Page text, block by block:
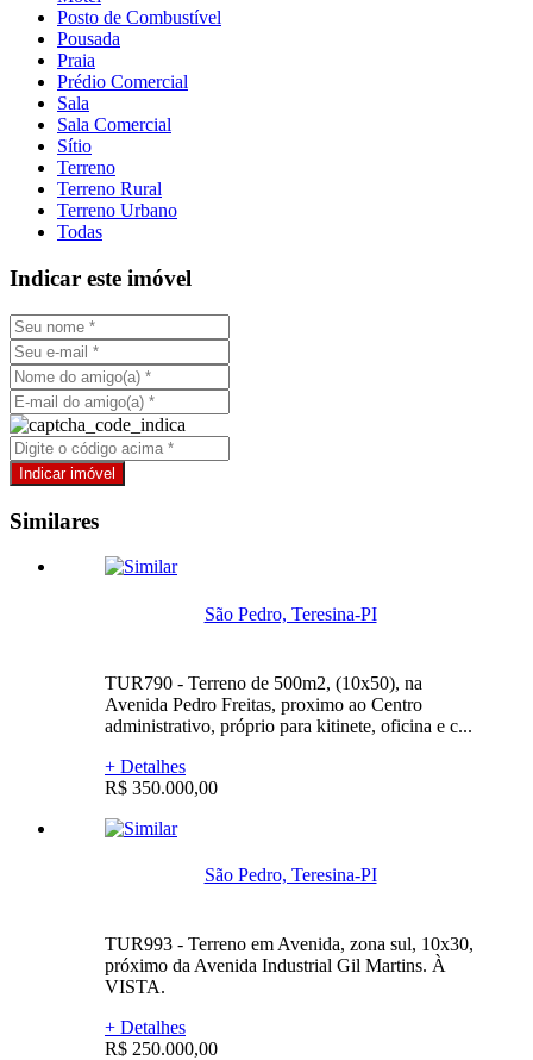
Posto de Combustível
Pousada
Praia
Prédio Comercial
Sala
Sala Comercial
Sítio
Terreno
Terreno Rural
Terreno Urbano
Todas
Indicar este imóvel
Similares
São Pedro, Teresina-PI
TUR790 - Terreno de 500m2, (10x50), na
Avenida Pedro Freitas, proximo ao Centro
administrativo, próprio para kitinete, oficina e c...
+ Detalhes
R$ 350.000,00
São Pedro, Teresina-PI
TUR993 - Terreno em Avenida, zona sul, 10x30,
próximo da Avenida Industrial Gil Martins. À
VISTA.
+ Detalhes
R$ 250.000,00